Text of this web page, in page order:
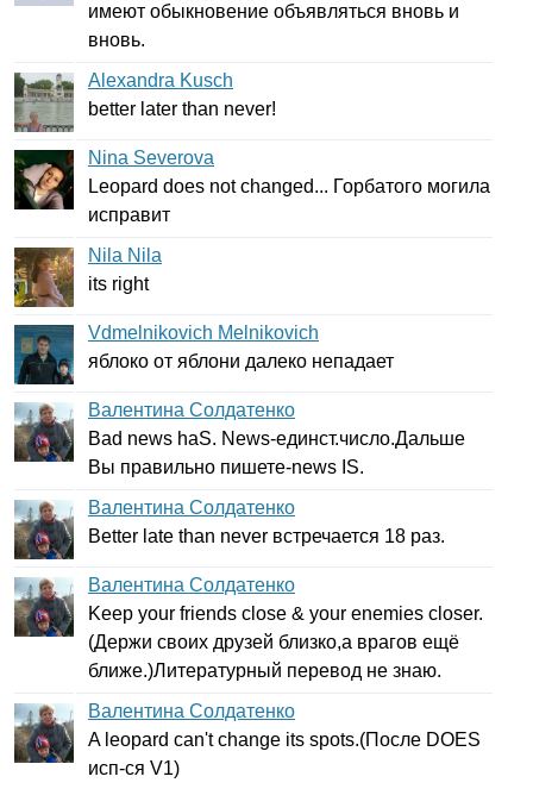
имеют обыкновение объявляться вновь и
вновь.
Alexandra Kusch
better later than never!
Nina Severova
Leopard does not changed... Горбатого могила
исправит
Nila Nila
its right
Vdmelnikovich Melnikovich
яблоко от яблони далеко непадает
Валентина Солдатенко
Bad news haS. News-единст.число.Дальше
Вы правильно пишете-news IS.
Валентина Солдатенко
Better late than never встречается 18 раз.
Валентина Солдатенко
Keep your friends close & your enemies closer.
(Держи своих друзей близко,а врагов ещё
ближе.)Литературный перевод не знаю.
Валентина Солдатенко
A leopard can't change its spots.(После DOES
исп-ся V1)